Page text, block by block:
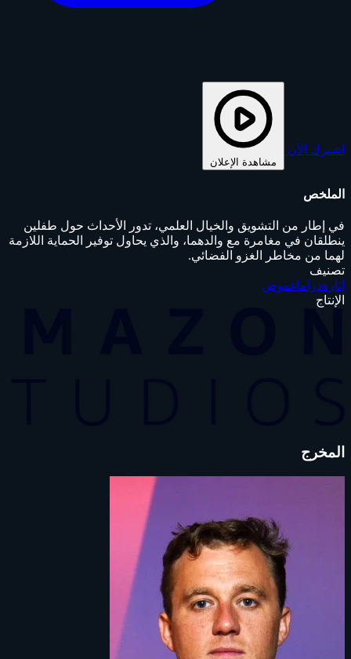
اشترك الآن
مشاهدة الإعلان
الملخص
في إطار من التشويق والخيال العلمي، تدور الأحداث حول طفلين
ينطلقان في مغامرة مع والدهما، والذي يحاول توفير الحماية اللازمة
لهما من مخاطر الغزو الفضائي.
تصنيف
إثارةدراماغموض
الإنتاج
المخرج